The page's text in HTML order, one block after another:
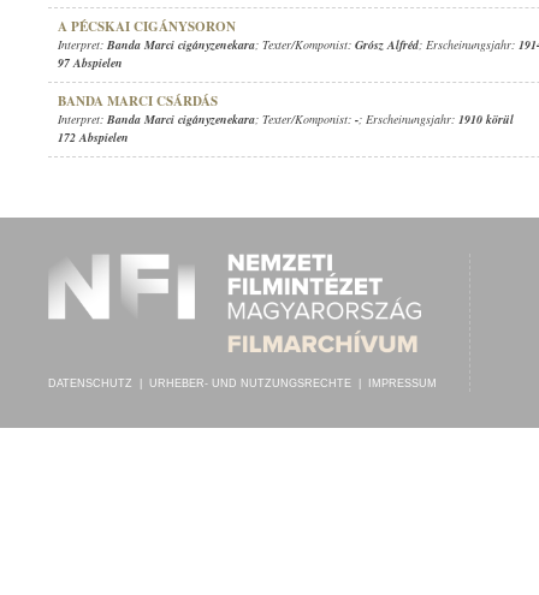
A PÉCSKAI CIGÁNYSORON
Interpret: Banda Marci cigányzenekara; Texter/Komponist: Grósz Alfréd; Erscheinungsjahr:
97 Abspielen
BANDA MARCI CSÁRDÁS
Interpret: Banda Marci cigányzenekara; Texter/Komponist: -; Erscheinungsjahr: 1910 körül
172 Abspielen
DATENSCHUTZ URHEBER- UND NUTZUNGSRECHTE IMPRESSUM